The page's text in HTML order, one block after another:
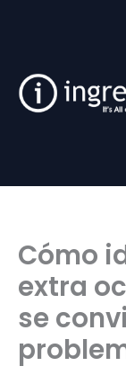
Cómo
extra
se